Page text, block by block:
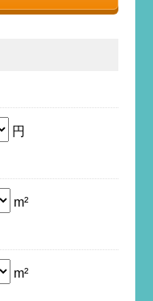
円
m²
m²